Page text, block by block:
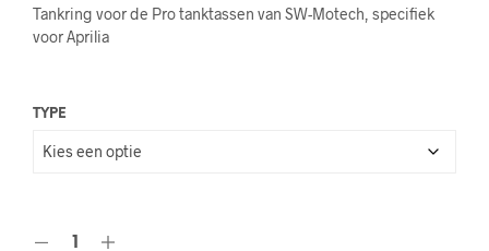
Tankring voor de Pro tanktassen van SW-Motech, specifiek
voor Aprilia
TYPE